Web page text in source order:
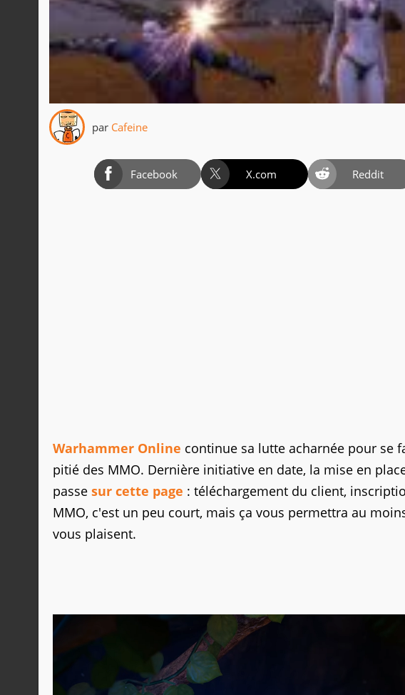
par Cafeine
Facebook X.com Reddit
Warhammer Online continue sa lutte acharnée pour se
pitié des MMO. Dernière initiative en date, la mise en
passe sur cette page : téléchargement du client,
MMO, c'est un peu court, mais ça vous permettra au
vous plaisent.